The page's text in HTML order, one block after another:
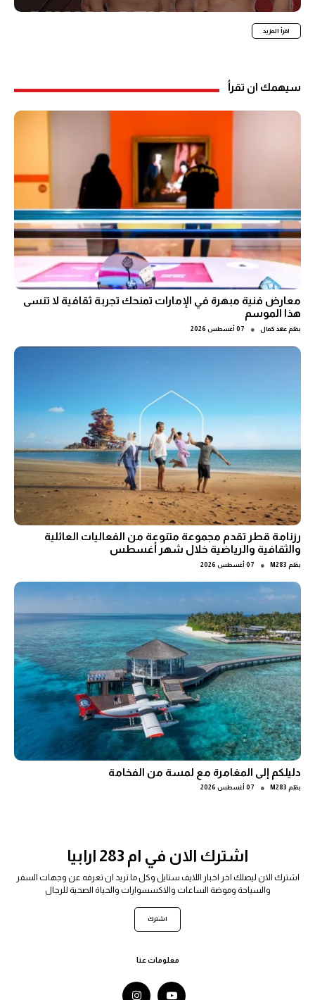
اقرأ المزيد
سيهمك ان تقرأ
معارض فنية مبهرة في الإمارات تمنحك تجربة ثقافية لا تنسى
هذا الموسم
بقلم عهد كمال ● 07 أغسطس 2026
رزنامة قطر تقدم مجموعة متنوعة من الفعاليات العائلية
والثقافية والرياضية خلال شهر أغسطس
بقلم M283
● 07 أغسطس 2026
دليلكم إلى المغامرة مع لمسة من الفخامة
بقلم M283
● 07 أغسطس 2026
اشترك الان في ام 283 ارابيا
اشترك الان ليصلك اخر اخبار اللايف ستايل وكل ما تريد ان تعرفه عن وجهات السفر
والسياحة وموضة الساعات والاكسسوارات والحياة الصحية للرجال
اشترك
معلومات عنا